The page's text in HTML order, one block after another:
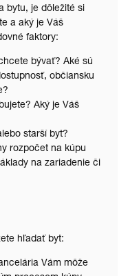
bytu, je dôležité si
a aký je Váš
faktory:
bývať? Aké sú
občiansku
Aký je Váš
starší byt?
rozpočet na kúpu
na zariadenie či
hľadať byt:
Vám môže